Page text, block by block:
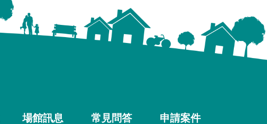
場館訊息 常見問答 申請案件